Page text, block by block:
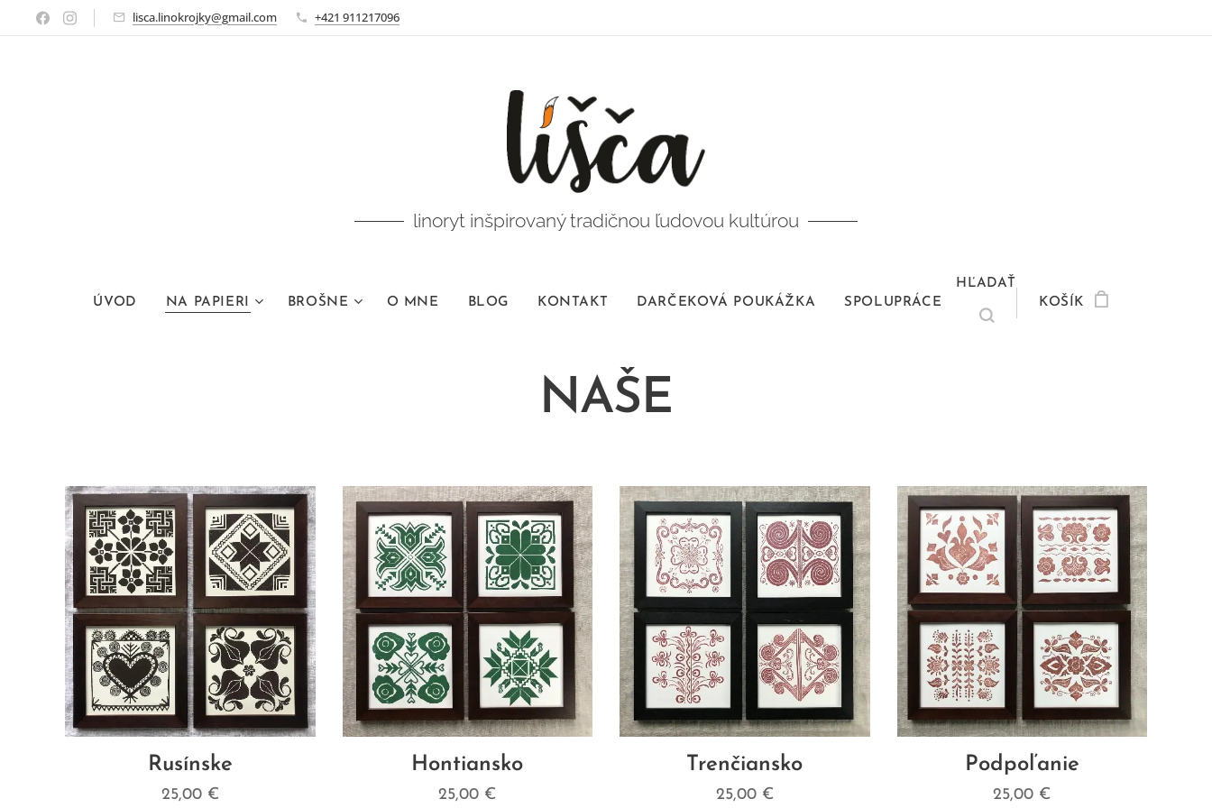
lisca.linokrojky@gmail.com +421 911217096
linoryt inšpirovaný tradičnou ľudovou kultúrou
ÚVOD NA PAPIERI BROŠNE O MNE BLOG KONTAKT DARČEKOVÁ POUKÁŽKA SPOLUPRÁCE
HĽADAŤ
KOŠÍK
NAŠE
Rusínske
25,00€
Hontiansko
25,00 €
Trenčiansko
25,00€
Podpoľanie
25,00 €